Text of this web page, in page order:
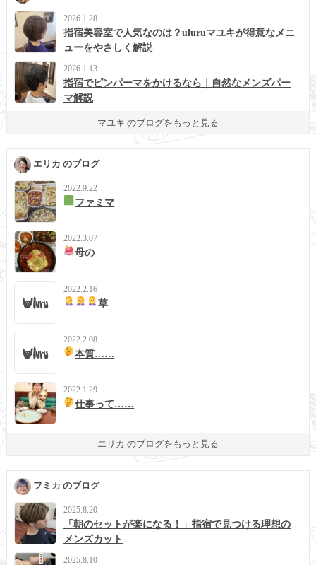
2026.1.28
指宿美容室で人気なのは？uluruマユキが得意なメニ
ューをやさしく解説
2026.1.13
指宿でピンパーマをかけるなら｜自然なメンズパー
マ解説
マユキ のブログをもっと見る
エリカ のブログ
2022.9.22
ファミマ
2022.3.07
母の
2022.2.16
草
2022.2.08
本質……
2022.1.29
仕事って……
エリカ のブログをもっと見る
フミカ のブログ
2025.8.20
「朝のセットが楽になる！」指宿で見つける理想の
メンズカット
2025.8.10